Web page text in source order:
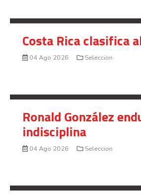
Costa Rica clasifica
04 Ago 2026 Seleccion
Ronald González
indisciplina
04 Ago 2026 Seleccion